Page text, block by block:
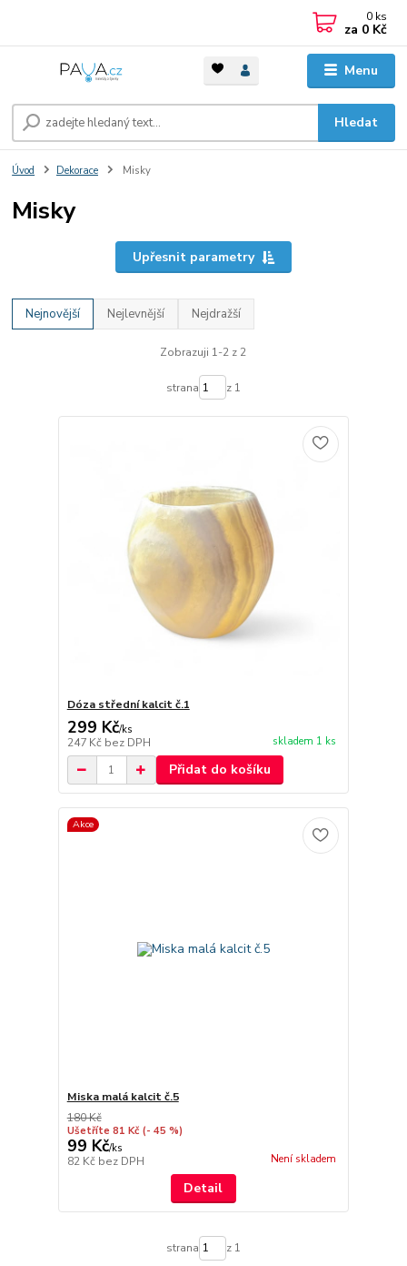
Menu
Hledat
0 ks
za 0 Kč
Úvod Dekorace Misky
Misky
Upřesnit parametry
Nejnovější Nejlevnější Nejdražší
Zobrazuji 1-2 z 2
strana z 1
Dóza střední kalcit č.1
299 Kč/ks
247 Kč bez DPH skladem 1 ks
Přidat do košíku
Akce
Miska malá kalcit č.5
180 Kč
Ušetříte 81 Kč (- 45 %)
99 Kč/ks
82 Kč bez DPH Není skladem
Detail
strana z 1